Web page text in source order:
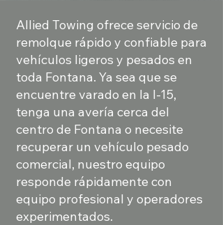
Allied Towing ofrece servicio de
remolque rápido y confiable para
vehículos ligeros y pesados en
toda Fontana. Ya sea que se
encuentre varado en la I-15,
tenga una avería cerca del
centro de Fontana o necesite
recuperar un vehículo pesado
comercial, nuestro equipo
responde rápidamente con
equipo profesional y operadores
experimentados.